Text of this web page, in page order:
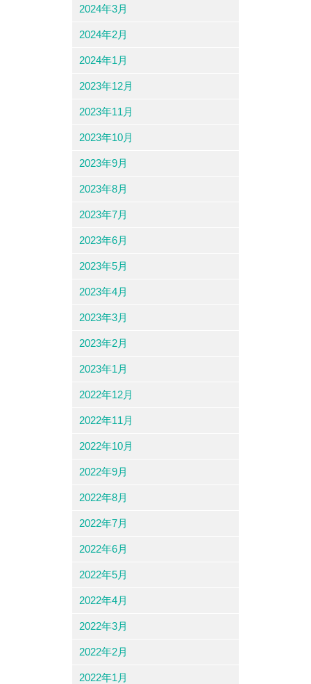
2024年3月
2024年2月
2024年1月
2023年12月
2023年11月
2023年10月
2023年9月
2023年8月
2023年7月
2023年6月
2023年5月
2023年4月
2023年3月
2023年2月
2023年1月
2022年12月
2022年11月
2022年10月
2022年9月
2022年8月
2022年7月
2022年6月
2022年5月
2022年4月
2022年3月
2022年2月
2022年1月